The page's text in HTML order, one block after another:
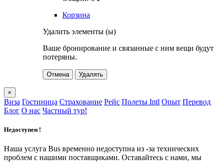
Корзина
Удалить элементы (ы)
Ваше бронирование и связанные с ним вещи будут
потеряны.
Отмена Удалять
×
Виза Гостиница Страхование Рейс Полеты Intl Опыт Перевод
Блог О нас Частный тур!
Недоступен !
Наша услуга Bus временно недоступна из -за технических
проблем с нашими поставщиками. Оставайтесь с нами, мы